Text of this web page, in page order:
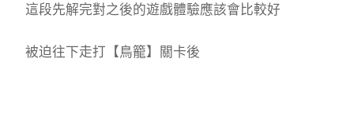
這段先解完對之後的遊戲體驗應該會比較好
被迫往下走打【鳥籠】關卡後